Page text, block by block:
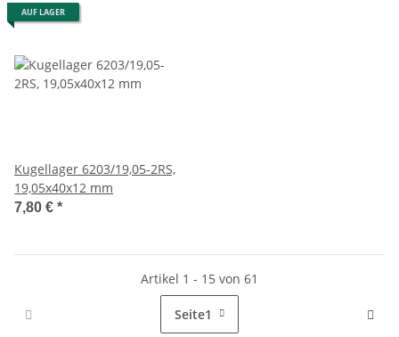
AUF LAGER
Kugellager 6203/19,05-2RS,
19,05x40x12 mm
7,80 € *
Artikel 1 - 15 von 61
Seite1